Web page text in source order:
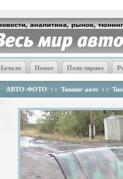
Новое Популярное
АВТО-ФОТО : : Тюнинг авто : :